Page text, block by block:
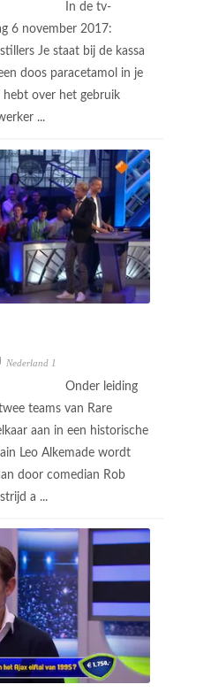
In de tv-
6 november 2017:
Je staat bij de kassa
doos paracetamol in je
hebt over het gebruik
...
Nederland 1
Onder leiding
teams van Rare
aan in een historische
Leo Alkemade wordt
door comedian Rob
a ...